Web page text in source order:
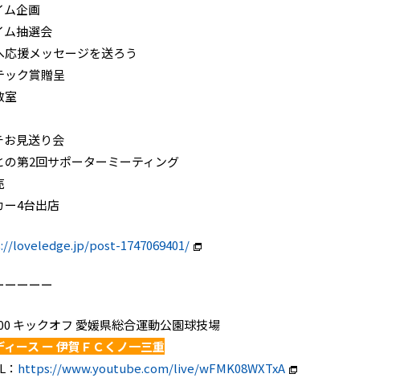
企画
抽選会
援メッセージを送ろう
ク賞贈呈
室
見送り会
第2回サポーターミーティング
4台出店
loveledge.jp/post-1747069401/
ーーーー
キックオフ 愛媛県総合運動公園球技場
ース ー 伊賀ＦＣくノ一三重
https://www.youtube.com/live/wFMK08WXTxA